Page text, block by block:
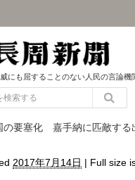
にも屈することのない人民の言論機
の要塞化 嘉手納に匹敵する
2017年7月14日 | Full size